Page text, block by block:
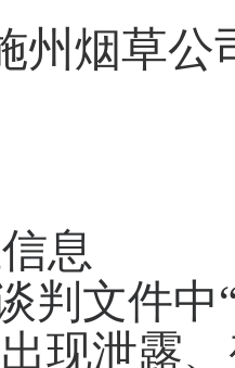
州烟草
息
判文件中
现泄露